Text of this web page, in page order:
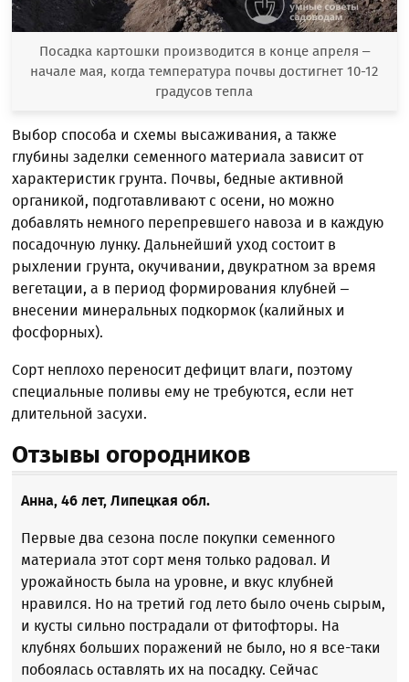
Посадка картошки производится в конце апреля –
начале мая, когда температура почвы достигнет 10-12
градусов тепла
Выбор способа и схемы высаживания, а также
глубины заделки семенного материала зависит от
характеристик грунта. Почвы, бедные активной
органикой, подготавливают с осени, но можно
добавлять немного перепревшего навоза и в каждую
посадочную лунку. Дальнейший уход состоит в
рыхлении грунта, окучивании, двукратном за время
вегетации, а в период формирования клубней –
внесении минеральных подкормок (калийных и
фосфорных).
Сорт неплохо переносит дефицит влаги, поэтому
специальные поливы ему не требуются, если нет
длительной засухи.
Отзывы огородников
Анна, 46 лет, Липецкая обл.
Первые два сезона после покупки семенного
материала этот сорт меня только радовал. И
урожайность была на уровне, и вкус клубней
нравился. Но на третий год лето было очень сырым,
и кусты сильно пострадали от фитофторы. На
клубнях больших поражений не было, но я все-таки
побоялась оставлять их на посадку. Сейчас